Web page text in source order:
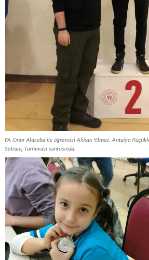
FA Onur Alacaba ile öğrencisi Alihan Yılmaz, Antalya
Satranç Turnuvası sonrasında.